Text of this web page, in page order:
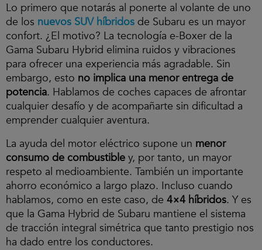
Lo primero que notarás al ponerte al volante de uno
de los nuevos SUV híbridos de Subaru es un mayor
confort. ¿El motivo? La tecnología e-Boxer de la
Gama Subaru Hybrid elimina ruidos y vibraciones
para ofrecer una experiencia más agradable. Sin
embargo, esto no implica una menor entrega de
potencia. Hablamos de coches capaces de afrontar
cualquier desafío y de acompañarte sin dificultad a
emprender cualquier aventura.
La ayuda del motor eléctrico supone un menor
consumo de combustible y, por tanto, un mayor
respeto al medioambiente. También un importante
ahorro económico a largo plazo. Incluso cuando
hablamos, como en este caso, de 4×4 híbridos. Y es
que la Gama Hybrid de Subaru mantiene el sistema
de tracción integral simétrica que tanto prestigio nos
ha dado entre los conductores.
e
p
a
r
l
s
c
o
k
e
s
r
e
p
o
d
u